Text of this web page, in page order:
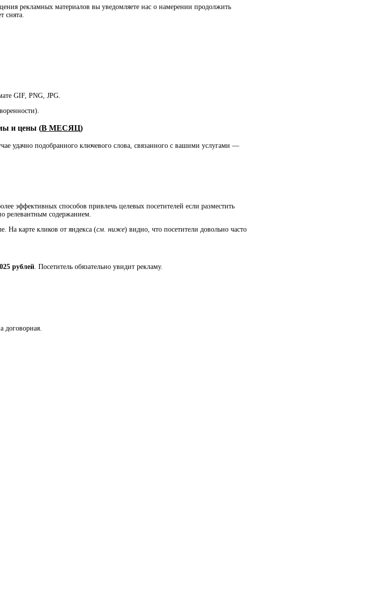
рекламных материалов вы уведомляете нас о намерении продолжить
снята.
GIF, PNG, JPG.
и цены (В МЕСЯЦ)
удачно подобранного ключевого слова, связанного с вашими услугами —
эффективных способов привлечь целевых посетителей если разместить
релевантным содержанием.
На карте кликов от яндекса (см. ниже) видно, что посетители довольно часто
рублей . Посетитель обязательно увидит рекламу.